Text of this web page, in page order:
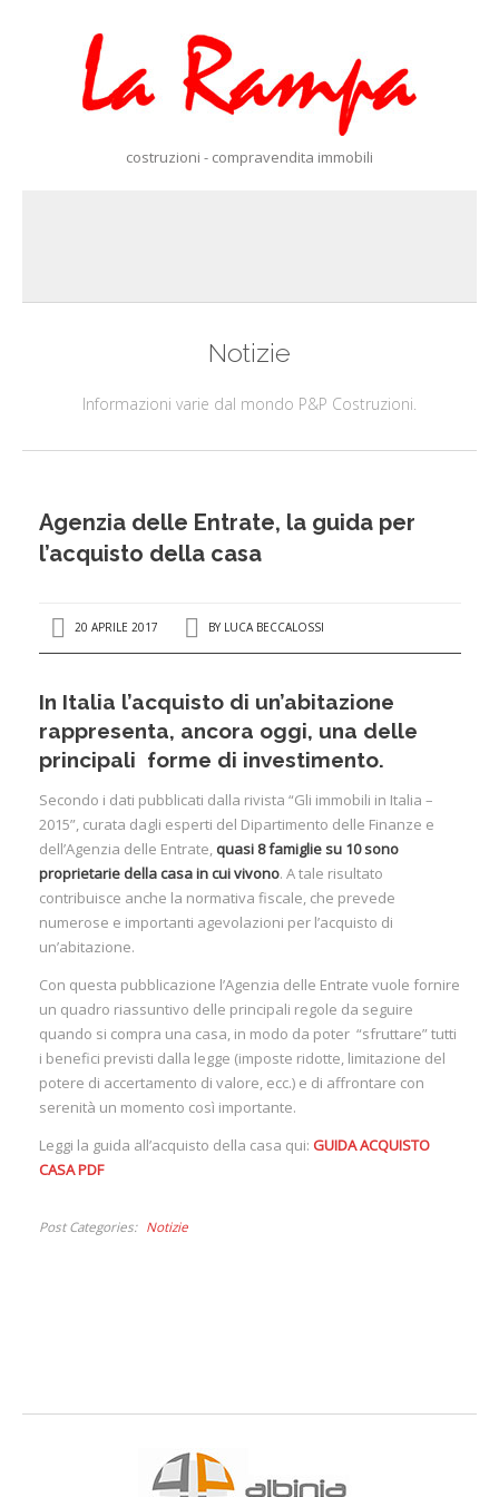
costruzioni - compravendita immobili
Notizie
Informazioni varie dal mondo P&P Costruzioni.
Agenzia delle Entrate, la guida per
l’acquisto della casa
20 APRILE 2017 BY LUCA BECCALOSSI
In Italia l’acquisto di un’abitazione
rappresenta, ancora oggi, una delle
principali forme di investimento.
Secondo i dati pubblicati dalla rivista “Gli immobili in Italia –
2015”, curata dagli esperti del Dipartimento delle Finanze e
dell’Agenzia delle Entrate, quasi 8 famiglie su 10 sono
proprietarie della casa in cui vivono. A tale risultato
contribuisce anche la normativa fiscale, che prevede
numerose e importanti agevolazioni per l’acquisto di
un’abitazione.
Con questa pubblicazione l’Agenzia delle Entrate vuole fornire
un quadro riassuntivo delle principali regole da seguire
quando si compra una casa, in modo da poter “sfruttare” tutti
i benefici previsti dalla legge (imposte ridotte, limitazione del
potere di accertamento di valore, ecc.) e di affrontare con
serenità un momento così importante.
Leggi la guida all’acquisto della casa qui: GUIDA ACQUISTO
CASA PDF
Post Categories Notizie